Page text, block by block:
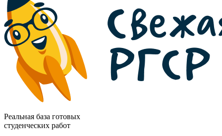
Реальная база готовых
студенческих работ